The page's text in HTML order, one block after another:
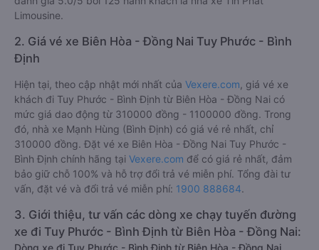
Limousine.
2. Giá vé xe Biên Hòa - Đồng Nai Tuy Phước - Bình
Định
Hiện tại, theo cập nhật mới nhất của Vexere.com , giá vé xe
khách đi Tuy Phước - Bình Định từ Biên Hòa - Đồng Nai có
mức giá dao động từ 310000 đồng - 1100000 đồng. Trong
đó, nhà xe Mạnh Hùng (Bình Định) có giá vé rẻ nhất, chỉ
310000 đồng. Đặt vé xe Biên Hòa - Đồng Nai Tuy Phước -
Bình Định chính hãng tại Vexere.com để có giá rẻ nhất, đảm
bảo giữ chỗ 100% và hỗ trợ đổi trả vé miễn phí. Tổng đài tư
vấn, đặt vé và đổi trả vé miễn phí: 1900 888684.
3. Giới thiệu, tư vấn các dòng xe chạy tuyến đường
xe đi Tuy Phước - Bình Định từ Biên Hòa - Đồng Nai:
Dòng xe đi Tuy Phước - Bình Định từ Biên Hòa - Đồng Nai